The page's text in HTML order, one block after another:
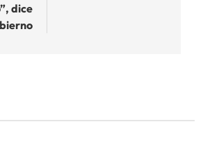
dice